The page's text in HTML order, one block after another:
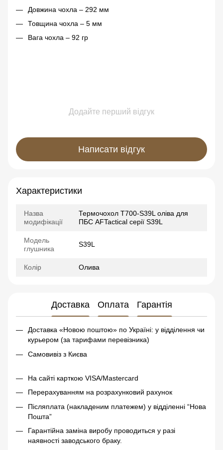
Довжина чохла – 292 мм
Товщина чохла – 5 мм
Вага чохла – 92 гр
Додайте перший відгук
Написати відгук
Характеристики
Назва
модифікації
Термочохол Т700-S39L оліва для
ПБС AFTactical серії S39L
Модель
глушника
S39L
Колір Олива
Доставка Оплата Гарантія
Доставка «Новою поштою» по Україні: у відділення чи
курьером (за тарифами перевізника)
Самовивіз з Києва
На сайті карткою VISA/Mastercard
Перерахуванням на розрахунковий рахунок
Післяплата (накладеним платежем) у відділенні “Нова
Пошта”
Гарантійна заміна виробу проводиться у разі
наявності заводського браку.